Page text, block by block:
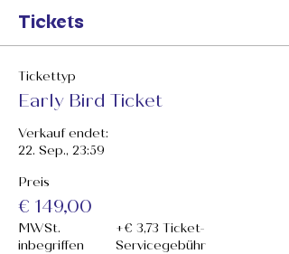
Tickets
Tickettyp
Early Bird Ticket
Verkauf endet:
22. Sep., 23:59
Preis
€ 149,00
MWSt.
inbegriffen
+€ 3,73 Ticket-
Servicegebühr